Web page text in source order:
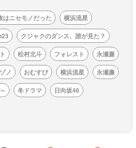
ニセモノだった
横浜流星
クジャクのダンス、誰が見た？
松村北斗 フォレスト
永瀬廉
ノ おむすび 横浜流星
永瀬廉
冬ドラマ
日向坂46